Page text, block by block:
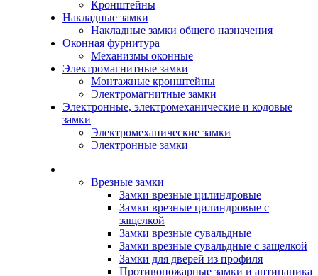
Кронштейны
Накладные замки
Накладные замки общего назначения
Оконная фурнитура
Механизмы оконные
Электромагнитные замки
Монтажные кронштейны
Электромагнитные замки
Электронные, электромеханические и кодовые
замки
Электромеханические замки
Электронные замки
Врезные замки
Замки врезные цилиндровые
Замки врезные цилиндровые с
защелкой
Замки врезные сувальдные
Замки врезные сувальдные с защелкой
Замки для дверей из профиля
Противопожарные замки и антипаника